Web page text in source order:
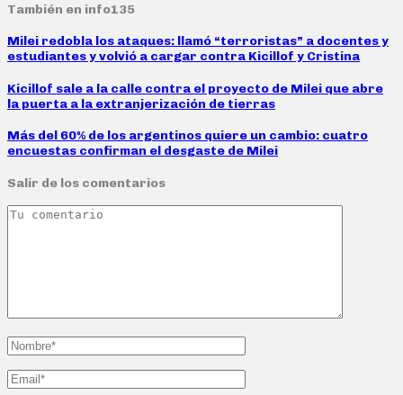
También en info135
Milei redobla los ataques: llamó “terroristas” a docentes y
estudiantes y volvió a cargar contra Kicillof y Cristina
Kicillof sale a la calle contra el proyecto de Milei que abre
la puerta a la extranjerización de tierras
Más del 60% de los argentinos quiere un cambio: cuatro
encuestas confirman el desgaste de Milei
Salir de los comentarios